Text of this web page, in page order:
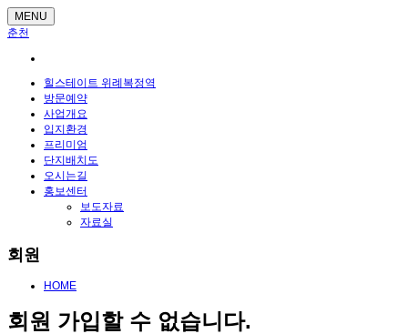
MENU
춘천
힐스테이트 위례복정역
방문예약
사업개요
입지환경
프리미엄
단지배치도
오시는길
홍보센터
보도자료
자료실
회원
HOME
회원 가입할 수 없습니다.